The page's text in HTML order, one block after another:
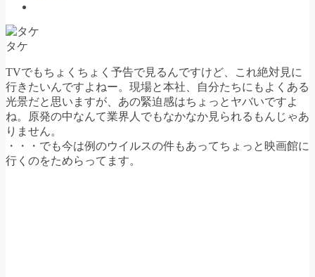
タケ
TVでもちょくちょく予告で見るんですけど、これ絶対見に
行きたいんですよねー。現場と本社、自分たちにもよくある
光景だと思いますが、あの緊迫感はちょっとヤバいですよ
ね。原発の中なんて業界人でもなかなか見られるもんじゃあ
りません。
・・・でも今は例のウイルスの件もあってちょっと映画館に
行くのをためらってます。